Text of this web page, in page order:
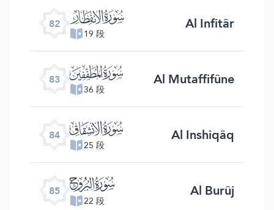
82 ﯿ
19 段 Al Infitâr
83 ﰀ
36 段 Al Mutaffifûne
84 ﰁ
25 段 Al Inshiqâq
85 ﰂ
22 段 Al Burûj